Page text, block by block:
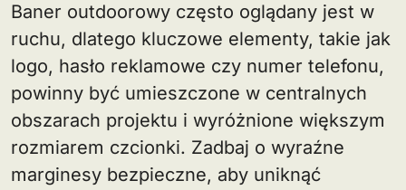
Baner outdoorowy często oglądany jest w
ruchu, dlatego kluczowe elementy, takie jak
logo, hasło reklamowe czy numer telefonu,
powinny być umieszczone w centralnych
obszarach projektu i wyróżnione większym
rozmiarem czcionki. Zadbaj o wyraźne
marginesy bezpieczne, aby uniknąć